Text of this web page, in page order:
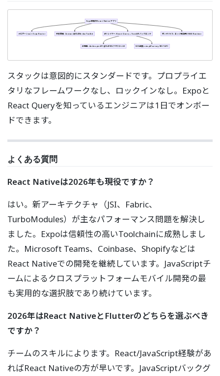
Expo管理のReact Nativeアプリ
ナビゲーション: Expo Router 状態管理: ZustandまたはRedux Toolkit APIレイヤー: React Query + FastAPIバックエンド
AI機能: Anthropic APIまたはセルフホストLLM MES連携: simpliFactory REST API
オンデバイス: エッジ推論用ONNX Runtime
スタックは意図的にスタンダードです。プロプライエ
タリなフレームワークなし、ロックインなし。Expoと
React Queryを知っているエンジニアは1日でオンボー
ドできます。
よくある質問
React Nativeは2026年も現役ですか？
はい。新アーキテクチャ（JSI、Fabric、
TurboModules）が主なパフォーマンス問題を解決し
ました。Expoは信頼性の高いToolchainに成熟しまし
た。Microsoft Teams、Coinbase、Shopifyなどは
React Nativeでの開発を継続しています。JavaScriptチ
ームによるクロスプラットフォームモバイル開発の最
も実用的な選択肢であり続けています。
2026年はReact NativeとFlutterのどちらを選ぶべき
ですか？
チームのスキルによります。React/JavaScript経験があ
ればReact Nativeの方が早いです。JavaScriptバックグ